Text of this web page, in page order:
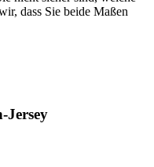
dass Sie beide Maßen
Jersey